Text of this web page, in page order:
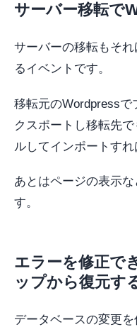
サーバー移転で
サーバーの移転もそ
るイベントです。
移転元のWordpressで
クスポートし移転先
ルしてインポートす
あとはページの表示
す。
エラーを修正で
ップから復元す
データベースの変更